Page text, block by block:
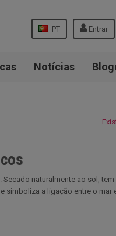
Entrar
PT
Notícias
naturalmente ao sol, tem
simboliza a ligação entre o mar